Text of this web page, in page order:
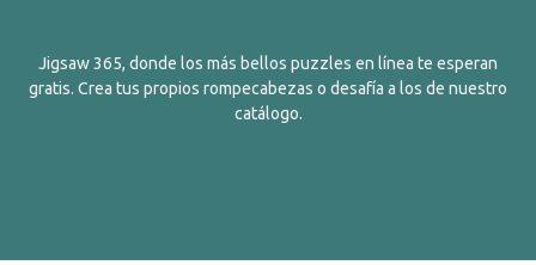
Jigsaw 365, donde los más bellos puzzles en línea te esperan
gratis. Crea tus propios rompecabezas o desafía a los de nuestro
catálogo.